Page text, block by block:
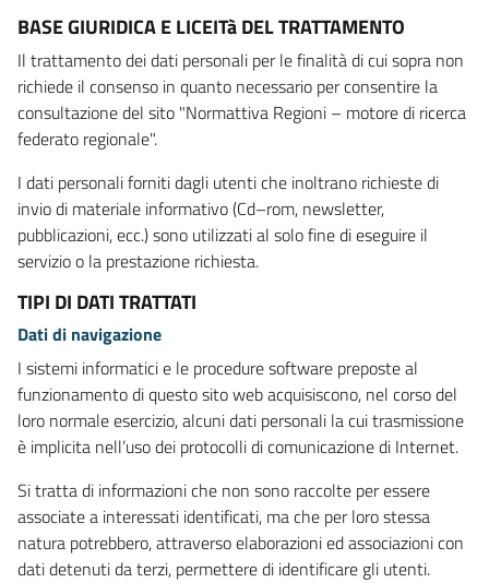
BASE GIURIDICA E LICEITà DEL TRATTAMENTO
Il trattamento dei dati personali per le finalità di cui sopra non
richiede il consenso in quanto necessario per consentire la
consultazione del sito "Normattiva Regioni – motore di ricerca
federato regionale".
I dati personali forniti dagli utenti che inoltrano richieste di
invio di materiale informativo (Cd–rom, newsletter,
pubblicazioni, ecc.) sono utilizzati al solo fine di eseguire il
servizio o la prestazione richiesta.
TIPI DI DATI TRATTATI
Dati di navigazione
I sistemi informatici e le procedure software preposte al
funzionamento di questo sito web acquisiscono, nel corso del
loro normale esercizio, alcuni dati personali la cui trasmissione
è implicita nell’uso dei protocolli di comunicazione di Internet.
Si tratta di informazioni che non sono raccolte per essere
associate a interessati identificati, ma che per loro stessa
natura potrebbero, attraverso elaborazioni ed associazioni con
dati detenuti da terzi, permettere di identificare gli utenti.